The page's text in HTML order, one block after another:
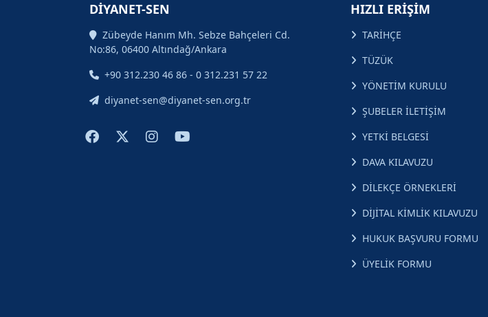
DİYANET-SEN
Zübeyde Hanım Mh. Sebze Bahçeleri Cd.
No:86, 06400 Altındağ/Ankara
+90 312.230 46 86 - 0 312.231 57 22
diyanet-sen@diyanet-sen.org.tr
HIZLI ERİŞİM
TARİHÇE
TÜZÜK
YÖNETİM KURULU
ŞUBELER İLETİŞİM
YETKİ BELGESİ
DAVA KILAVUZU
DİLEKÇE ÖRNEKLERİ
DİJİTAL KİMLİK KILAVUZU
HUKUK BAŞVURU FORMU
ÜYELİK FORMU